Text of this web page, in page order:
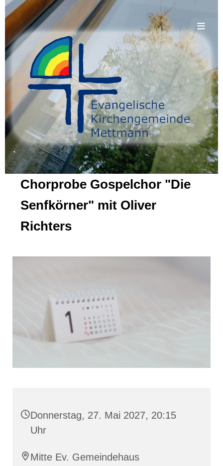
.
Chorprobe Gospelchor "Die
Senfkörner" mit Oliver
Richters
Donnerstag, 27. Mai 2027, 20:15
Uhr
Mitte Ev. Gemeindehaus